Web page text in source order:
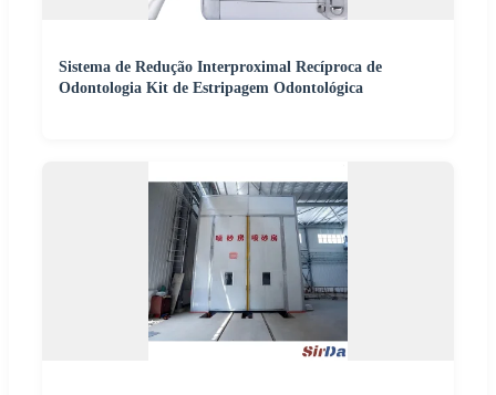
Sistema de Redução Interproximal Recíproca de
Odontologia Kit de Estripagem Odontológica